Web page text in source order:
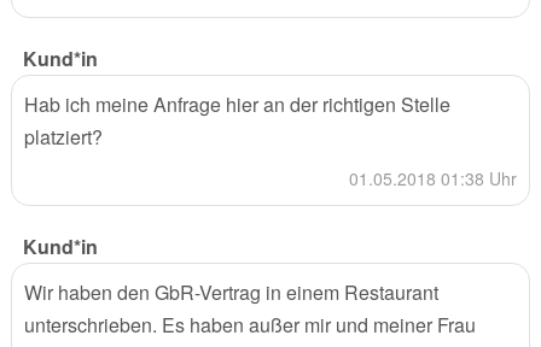
Kund*in
Hab ich meine Anfrage hier an der richtigen Stelle
platziert?
01.05.2018 01:38 Uhr
Kund*in
Wir haben den GbR-Vertrag in einem Restaurant
unterschrieben. Es haben außer mir und meiner Frau